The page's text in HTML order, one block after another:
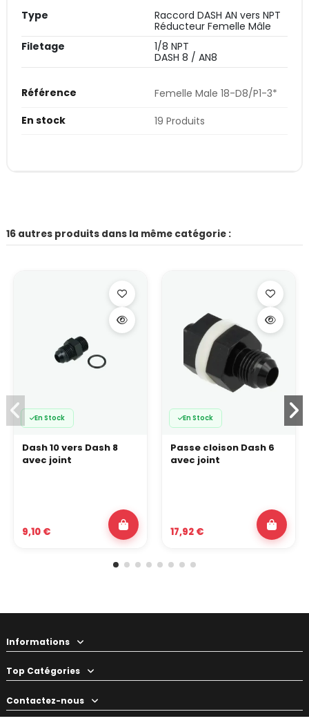
Type
Raccord DASH AN vers NPT
Réducteur Femelle Mâle
Filetage
1/8 NPT
DASH 8 / AN8
Référence
Femelle Male 18-D8/P1-3*
En stock
19 Produits
16 autres produits dans la même catégorie :
En Stock
Dash 10 vers Dash 8
avec joint
9,10 €
En Stock
Passe cloison Dash 6
avec joint
17,92 €
Informations
Top Catégories
Contactez-nous